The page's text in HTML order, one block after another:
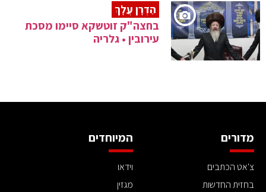
הַדְרָן עֲלָךְ
בחצה"ק זוטשקא סיימו מסכת
עירובין • גלריה
מדורים
צ'אט הכתבים
בחזית החדשות
המיוחדים
וידאו
מגזין